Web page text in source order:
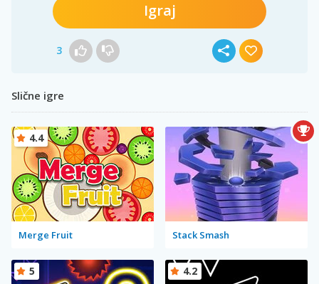
Igraj
3
Slične igre
Merge Fruit
4.4
Stack Smash
5 4.2